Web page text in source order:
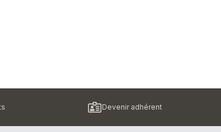
Devenir adhérent